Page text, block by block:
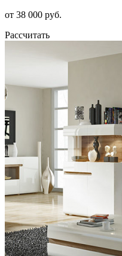
от 38 000 руб.
Рассчитать